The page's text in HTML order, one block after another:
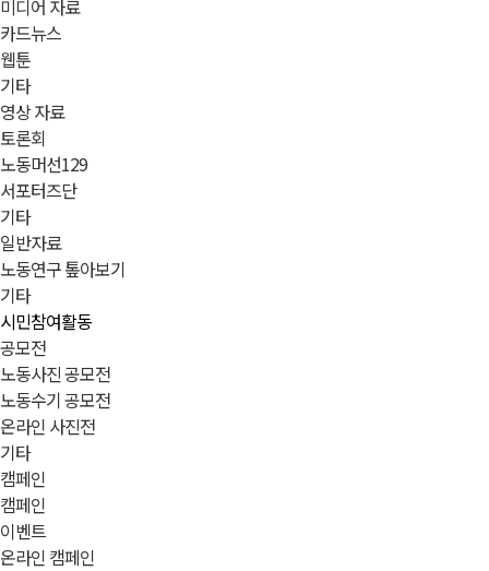
미디어 자료
카드뉴스
웹툰
기타
영상 자료
토론회
노동머선129
서포터즈단
기타
일반자료
노동연구 톺아보기
기타
시민참여활동
공모전
노동사진 공모전
노동수기 공모전
온라인 사진전
기타
캠페인
캠페인
이벤트
온라인 캠페인